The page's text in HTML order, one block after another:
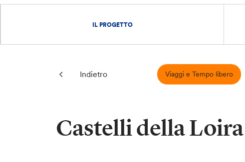
IL PROGETTO
Indietro Viaggi e Tempo libero
Castelli della